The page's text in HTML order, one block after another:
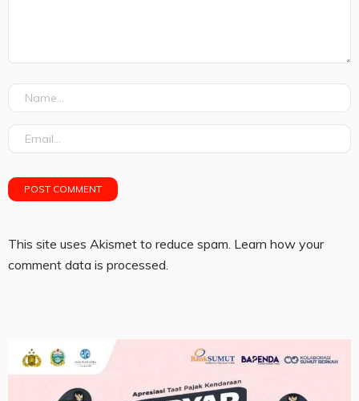
This site uses Akismet to reduce spam. Learn how your
comment data is processed.